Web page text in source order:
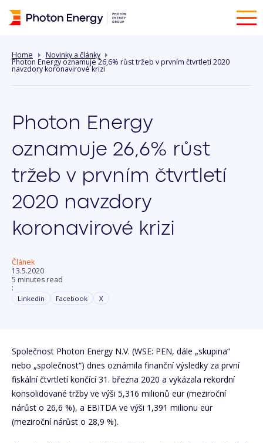
Home Novinky a články
Photon Energy oznamuje 26,6% růst tržeb v prvním čtvrtletí 2020
navzdory koronavirové krizi
Photon Energy
oznamuje 26,6% růst
tržeb v prvním čtvrtletí
2020 navzdory
koronavirové krizi
Článek
13.5.2020
5 minutes read
:
Linkedin Facebook X
Společnost Photon Energy N.V. (WSE: PEN, dále „skupina“
nebo „společnost“) dnes oznámila finanční výsledky za první
fiskální čtvrtletí končící 31. března 2020 a vykázala rekordní
konsolidované tržby ve výši 5,316 milionů eur (meziroční
nárůst o 26,6 %), a EBITDA ve výši 1,391 milionu eur
(meziroční nárůst o 28,9 %).